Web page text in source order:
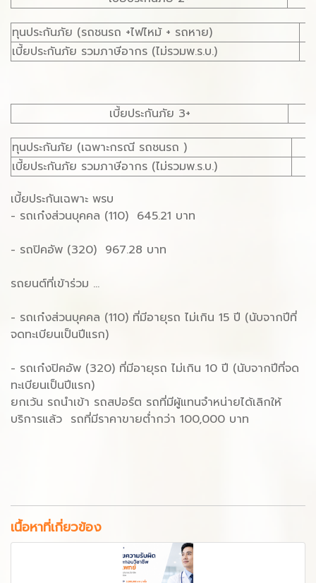
ทุนประกันภัย (รถชนรถ +ไฟไหม้ + รถหาย)
เบี้ยประกันภัย รวมภาษีอากร (ไม่รวมพ.ร.บ.)
เบี้ยประกันภัย 3+
ทุนประกันภัย (เฉพาะกรณี รถชนรถ )
เบี้ยประกันภัย รวมภาษีอากร (ไม่รวมพ.ร.บ.)
เบี้ยประกันเฉพาะ พรบ
- รถเก๋งส่วนบุคคล (110) 645.21 บาท
- รถปิคอัพ (320) 967.28 บาท
รถยนต์ที่เข้าร่วม ...
- รถเก๋งส่วนบุคคล (110) ที่มีอายุรถ ไม่เกิน 15 ปี (นับจากปีที่
จดทะเบียนเป็นปีแรก)
- รถเก๋งปิคอัพ (320) ที่มีอายุรถ ไม่เกิน 10 ปี (นับจากปีที่จด
ทะเบียนเป็นปีแรก)
ยกเว้น รถนำเข้า รถสปอร์ต รถที่มีผู้แทนจำหน่ายได้เลิกให้
บริการแล้ว รถที่มีราคาขายต่ำกว่า 100,000 บาท
เนื้อหาที่เกี่ยวข้อง